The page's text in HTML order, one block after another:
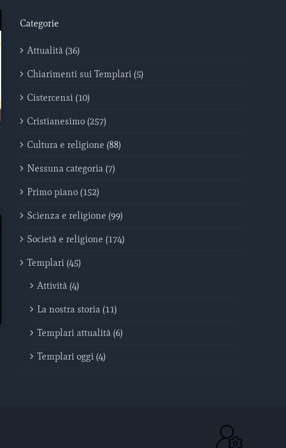
Categorie
Attualità (36)
Chiarimenti sui Templari (5)
Cistercensi (10)
Cristianesimo (257)
Cultura e religione (88)
Nessuna categoria (7)
Primo piano (152)
Scienza e religione (99)
Società e religione (174)
Templari (45)
Attività (4)
La nostra storia (11)
Templari attualità (6)
Templari oggi (4)